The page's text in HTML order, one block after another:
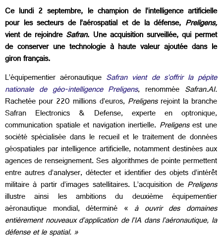
Ce lundi 2 septembre, le champion de l’intelligence artificielle
pour les secteurs de l’aérospatial et de la défense, Preligens,
vient de rejoindre Safran. Une acquisition surveillée, qui permet
de conserver une technologie à haute valeur ajoutée dans le
giron français.
L’équipementier aéronautique Safran vient de s’offrir la pépite
nationale de géo-intelligence Preligens, renommée Safran.AI.
Rachetée pour 220 millions d’euros, Preligensrejoint la branche
Safran Electronics & Defense, experte en optronique,
communication spatiale et navigation inertielle. Preligensest une
société spécialisée dans le recueil et le traitement de données
géospatiales par intelligence artificielle, notamment destinées aux
agences de renseignement. Ses algorithmes de pointe permettent
entre autres d’analyser, détecter et identifier des objets d’intérêt
militaire à partir d’images satellitaires. L’acquisition de Preligens
illustre ainsi les ambitions du deuxième équipementier
aéronautique mondial, déterminé « à ouvrir des domaines
entièrement nouveaux d’application de l’IA dans l’aéronautique, la
défense et le spatial. »